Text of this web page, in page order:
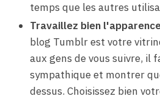
temps que les autres
Travaillez bien
blog Tumblr est votre
aux gens de vous suivre, il
sympathique et montrer
dessus. Choisissez bien